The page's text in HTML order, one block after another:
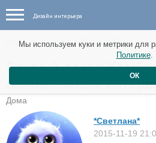
Дизайн интерьера
Новые идеи от 20 ноября
Старый дом в
обновленным
Дома
*Светлана*
2015-11-19
Мы используем куки и метрики для
Политике.
ОК